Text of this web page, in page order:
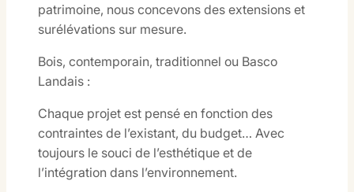
patrimoine, nous concevons des extensions et
surélévations sur mesure.
Bois, contemporain, traditionnel ou Basco
Landais :
Chaque projet est pensé en fonction des
contraintes de l’existant, du budget… Avec
toujours le souci de l’esthétique et de
l’intégration dans l’environnement.